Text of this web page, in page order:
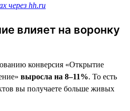
через hh.ru
влияет на воронку
конверсия «Открытие
выросла на 8–11%. То есть
вы получаете больше живых